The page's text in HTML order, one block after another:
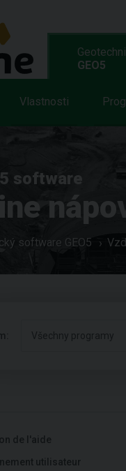
GEO5
Vlastnosti
software
software GEO5
Všechny programy
de l'aide
utilisateur